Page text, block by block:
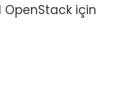
OpenStack için